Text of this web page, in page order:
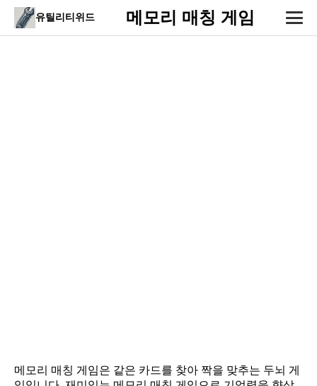
유틸리티위드 메모리 매칭 게임
메모리 매칭 게임은 같은 카드를 찾아 짝을 맞추는 두뇌 게